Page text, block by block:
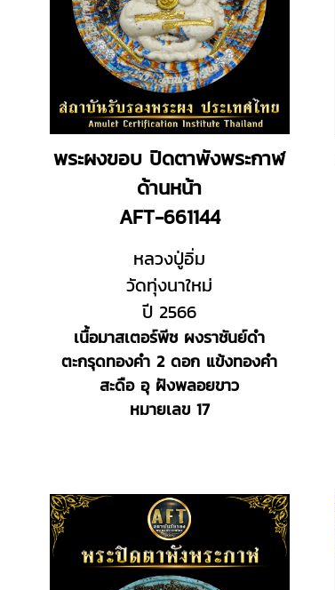
พระผงขอบ ปิดตาพังพระกาฬ
ด้านหน้า
AFT-661144
หลวงปู่อิ่ม
วัดทุ่งนาใหม่
ปี 2566
เนื้อมาสเตอร์พีช ผงราชันย์ดำ
ตะกรุดทองคำ 2 ดอก แข้งทองคำ
สะดือ อุ ฝังพลอยขาว
หมายเลข 17